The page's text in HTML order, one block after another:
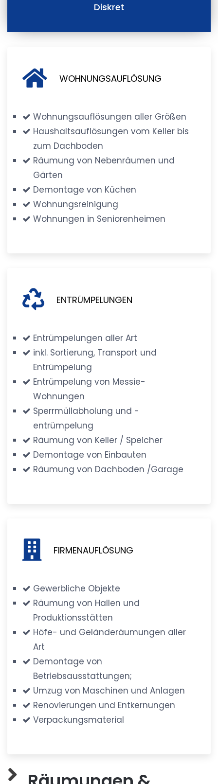
Diskret
WOHNUNGSAUFLÖSUNG
Wohnungsauflösungen aller Größen
Haushaltsauflösungen vom Keller bis
zum Dachboden
Räumung von Nebenräumen und
Gärten
Demontage von Küchen
Wohnungsreinigung
Wohnungen in Seniorenheimen
ENTRÜMPELUNGEN
Entrümpelungen aller Art
inkl. Sortierung, Transport und
Entrümpelung
Entrümpelung von Messie-
Wohnungen
Sperrmüllabholung und -
entrümpelung
Räumung von Keller / Speicher
Demontage von Einbauten
Räumung von Dachboden /Garage
FIRMENAUFLÖSUNG
Gewerbliche Objekte
Räumung von Hallen und
Produktionsstätten
Höfe- und Geländeräumungen aller
Art
Demontage von
Betriebsausstattungen;
Umzug von Maschinen und Anlagen
Renovierungen und Entkernungen
Verpackungsmaterial